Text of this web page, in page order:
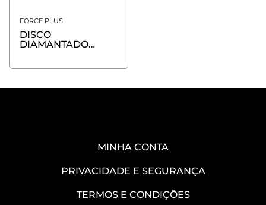
FORCE PLUS
DISCO
DIAMANTADO
FORCE
MINHA CONTA
PRIVACIDADE E SEGURANÇA
TERMOS E CONDIÇÕES